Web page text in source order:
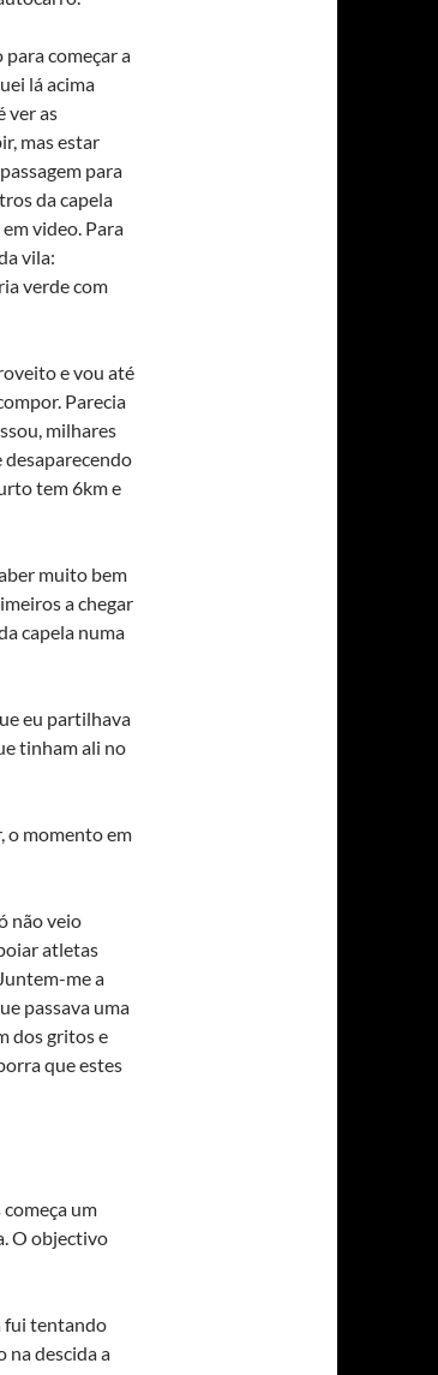
começar a
lá acima
ver as
mas estar
para
da capela
video. Para
vila:
verde com
e vou até
Parecia
milhares
desaparecendo
tem 6km e
muito bem
a chegar
capela numa
eu partilhava
tinham ali no
o momento em
não veio
atletas
me a
passava uma
dos gritos e
que estes
um
O objectivo
fui tentando
na descida a